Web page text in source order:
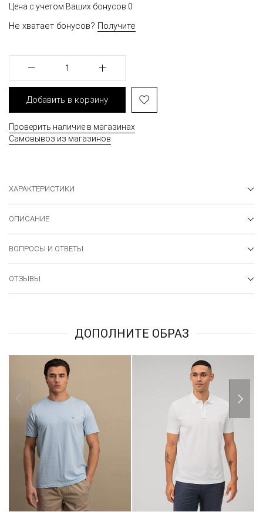
Цена с учетом Ваших бонусов 0
Не хватает бонусов? Получите
1
Добавить в корзину
Проверить наличие в магазинах
Самовывоз из магазинов
ХАРАКТЕРИСТИКИ
ОПИСАНИЕ
ВОПРОСЫ И ОТВЕТЫ
ОТЗЫВЫ
ДОПОЛНИТЕ ОБРАЗ